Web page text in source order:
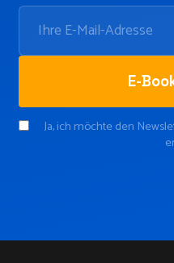
E-
Ja, ich möchte den